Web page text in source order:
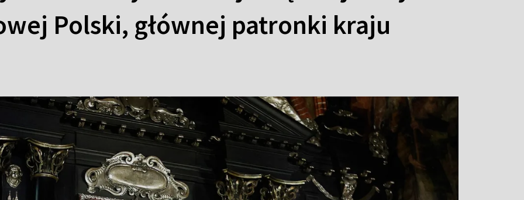
Polski, głównej patronki kraju